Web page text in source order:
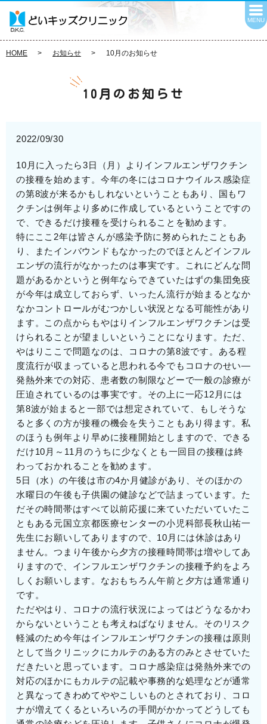
MENU
HOME お知らせ 10月のお知らせ
10月のお知らせ
2022/09/30
10月に入ったら3日（月）よりインフルエンザワクチン
の接種を始めます。今年の冬にはコロナウイルス感染症
の第8波が来るかもしれないということもあり、国もワ
クチンは例年より多めに作成しているということですの
で、できるだけ接種を受けられることを勧めます。
特にここ2年は皆さんが感染予防に努められたこともあ
り、またインバウンドもなかったのでほとんどインフル
エンザの流行がなかったのは事実です。これにどんな問
題があるかというと例年ならできていたはずの集団免疫
が今年は成立しておらず、いったん流行が始まるとなか
なかコントロールがむつかしい状況となる可能性があり
ます。この点からもやはりインフルエンザワクチンは受
けられることが望ましいということになります。ただ、
やはりここで問題なのは、コロナの第8波です。ある程
度流行が収まっていると思われる今でもコロナのせい―
発熱外来での対応、患者数の制限などーで一般の診療が
圧迫されているのは事実です。その上に一応12月には
第8波が始まると一部では想定されていて、もしそうな
ると多くの方が接種の機会を失うこともあり得ます。私
のほうも例年より早めに接種開始としますので、できる
だけ10月～11月のうちに少なくとも一回目の接種は終
わっておかれることを勧めます。
5日（水）の午後は市の4か月健診があり、そのほかの
水曜日の午後も子供園の健診などで詰まっています。た
だその時間帯はすべて以前応援に来ていただいていたこ
ともある元国立京都医療センターの小児科部長秋山祐一
先生にお願いしてありますので、10月には休診はあり
ません。つまり午後から夕方の接種時間帯は増やしてあ
りますので、インフルエンザワクチンの接種予約をよろ
しくお願いします。なおもちろん午前と夕方は通常通り
です。
ただやはり、コロナの流行状況によってはどうなるかわ
からないということも考えねばなりません。そのリスク
軽減のため今年はインフルエンザワクチンの接種は原則
として当クリニックにカルテのある方のみとさせていた
だきたいと思っています。コロナ感染症は発熱外来での
対応のほかにもカルテの記載や事務的な処理などが通常
と異なってきわめてややこしいものとされており、コロ
ナが増えてくるといろいろの手間がかかってどうしても